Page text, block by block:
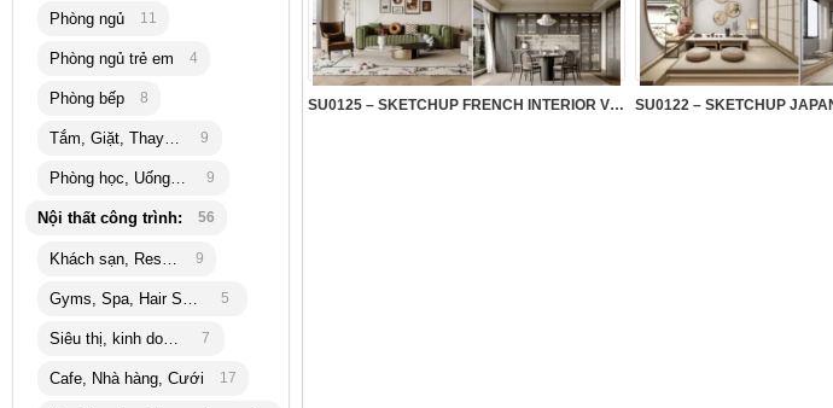
SU0125 – SKETCHUP FRENCH INTERIOR VOL.1
Phòng ngủ 11
Phòng ngủ trẻ em 4
Phòng bếp 8
Tắm, Giặt, Thay đồ 9
Phòng học, Uống trà 9
Nội thất công trình: 56
Khách sạn, Resort 9
Gyms, Spa, Hair Salon 5
Siêu thị, kinh doanh 7
Cafe, Nhà hàng, Cưới 17